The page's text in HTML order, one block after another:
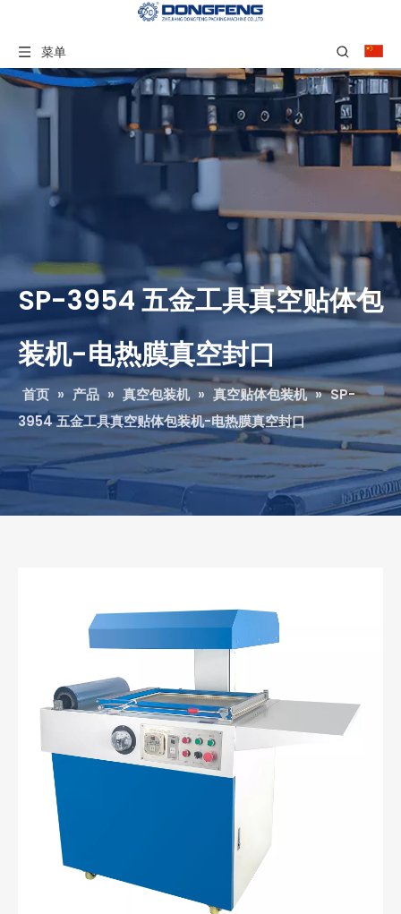
菜单
SP-3954 五金工具真空贴体包
装机-电热膜真空封口
首页 » 产品 » 真空包装机 » 真空贴体包装机 » SP-
3954 五金工具真空贴体包装机-电热膜真空封口